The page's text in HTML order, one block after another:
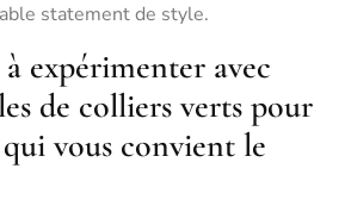
statement de style.
à expérimenter avec
de colliers verts pour
vous convient le